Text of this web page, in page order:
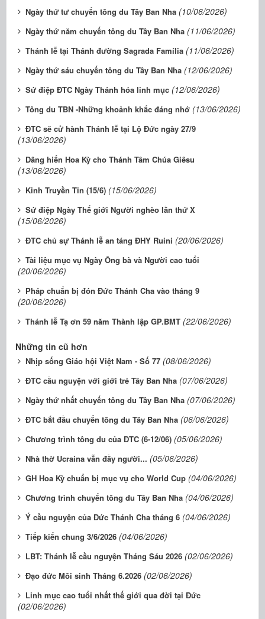
Ngày thứ tư chuyến tông du Tây Ban Nha (10/06/2026)
Ngày thứ năm chuyến tông du Tây Ban Nha (11/06/2026)
Thánh lễ tại Thánh đường Sagrada Família (11/06/2026)
Ngày thứ sáu chuyến tông du Tây Ban Nha (12/06/2026)
Sứ điệp ĐTC Ngày Thánh hóa linh mục (12/06/2026)
Tông du TBN -Những khoảnh khắc đáng nhớ (13/06/2026)
ĐTC sẽ cử hành Thánh lễ tại Lộ Đức ngày 27/9
(13/06/2026)
Dâng hiến Hoa Kỳ cho Thánh Tâm Chúa Giêsu
(13/06/2026)
Kinh Truyền Tin (15/6) (15/06/2026)
Sứ điệp Ngày Thế giới Người nghèo lần thứ X
(15/06/2026)
ĐTC chủ sự Thánh lễ an táng ĐHY Ruini (20/06/2026)
Tài liệu mục vụ Ngày Ông bà và Người cao tuổi
(20/06/2026)
Pháp chuẩn bị đón Đức Thánh Cha vào tháng 9
(20/06/2026)
Thánh lễ Tạ ơn 59 năm Thành lập GP.BMT (22/06/2026)
Những tin cũ hơn
Nhịp sống Giáo hội Việt Nam - Số 77 (08/06/2026)
ĐTC cầu nguyện với giới trẻ Tây Ban Nha (07/06/2026)
Ngày thứ nhất chuyến tông du Tây Ban Nha (07/06/2026)
ĐTC bắt đầu chuyến tông du Tây Ban Nha (06/06/2026)
Chương trình tông du của ĐTC (6-12/06) (05/06/2026)
Nhà thờ Ucraina vẫn đầy người... (05/06/2026)
GH Hoa Kỳ chuẩn bị mục vụ cho World Cup (04/06/2026)
Chương trình chuyến tông du Tây Ban Nha (04/06/2026)
Ý cầu nguyện của Đức Thánh Cha tháng 6 (04/06/2026)
Tiếp kiến chung 3/6/2026 (04/06/2026)
LBT: Thánh lễ cầu nguyện Tháng Sáu 2026 (02/06/2026)
Đạo đức Môi sinh Tháng 6.2026 (02/06/2026)
Linh mục cao tuổi nhất thế giới qua đời tại Đức
(02/06/2026)